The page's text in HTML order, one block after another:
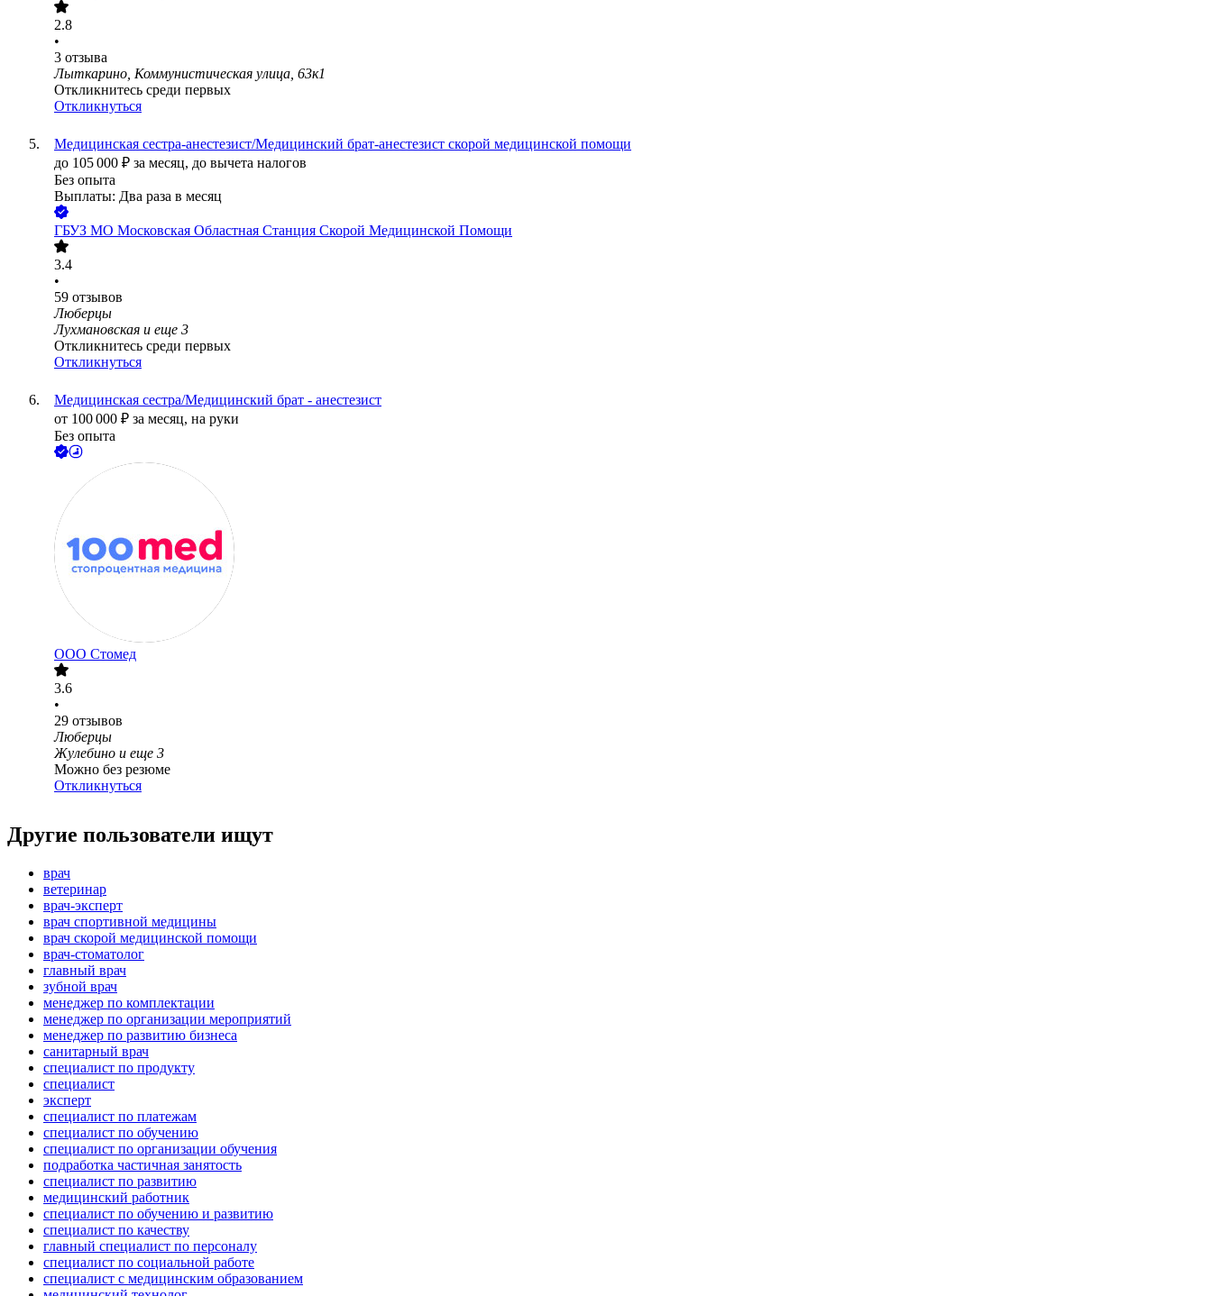
2.8
•
3 отзыва
Лыткарино, Коммунистическая улица, 63к1
Откликнитесь среди первых
Откликнуться
Медицинская сестра-анестезист/Медицинский брат-анестезист скорой медицинской помощи
до 105 000 ₽ за месяц, до вычета налогов
Без опыта
Выплаты: Два раза в месяц
ГБУЗ МО Московская Областная Станция Скорой Медицинской Помощи
3.4
•
59 отзывов
Люберцы
Лухмановская и еще 3
Откликнитесь среди первых
Откликнуться
Медицинская сестра/Медицинский брат - анестезист
от 100 000 ₽ за месяц, на руки
Без опыта
ООО Стомед
3.6
•
29 отзывов
Люберцы
Жулебино и еще 3
Можно без резюме
Откликнуться
Другие пользователи ищут
врач
ветеринар
врач-эксперт
врач спортивной медицины
врач скорой медицинской помощи
врач-стоматолог
главный врач
зубной врач
менеджер по комплектации
менеджер по организации мероприятий
менеджер по развитию бизнеса
санитарный врач
специалист по продукту
специалист
эксперт
специалист по платежам
специалист по обучению
специалист по организации обучения
подработка частичная занятость
специалист по развитию
медицинский работник
специалист по обучению и развитию
специалист по качеству
главный специалист по персоналу
специалист по социальной работе
специалист с медицинским образованием